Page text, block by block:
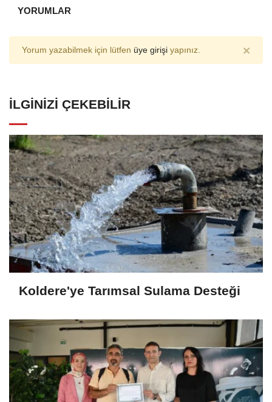
YORUMLAR
Yorum yazabilmek için lütfen üye girişi yapınız. ×
İLGINIZI ÇEKEBILIR
Koldere'ye Tarımsal Sulama Desteği